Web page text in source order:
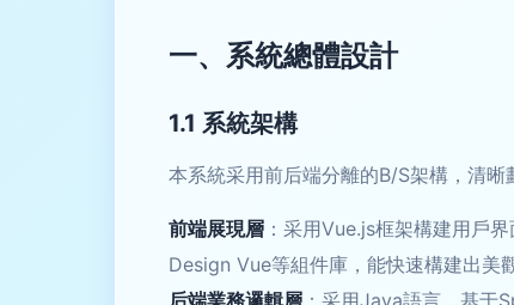
一、系統總體設計
1.1 系統架構
本系統采用前后端分離的B/S架構，清晰
前端展現層 ：采用Vue.js框架構建用戶
Design Vue等組件庫，能快速構建出美
后端業務邏輯層 ：采用Java語言，基